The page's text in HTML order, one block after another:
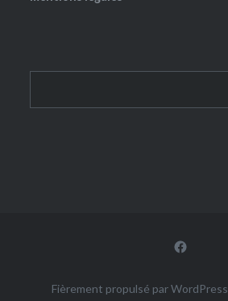
Facebook
Fièrement propulsé par WordPress